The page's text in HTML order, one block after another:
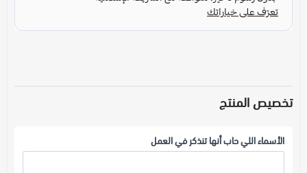
تخصيص المنتج
الأسماء اللي حاب أنها تنذكر في العمل